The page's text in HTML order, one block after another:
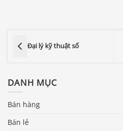
Đại lý kỹ thuật số
DANH MỤC
Bán hàng
Bán lẻ